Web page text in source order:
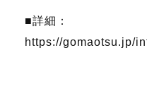
■詳細：
https://gomaotsu.jp/